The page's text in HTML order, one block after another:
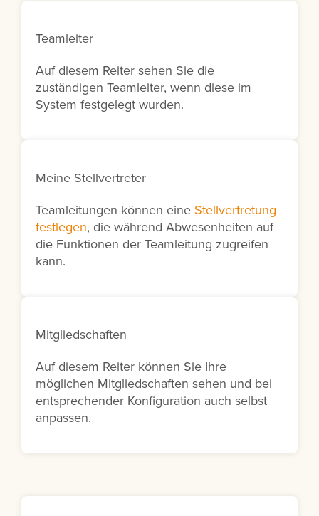
Teamleiter
Auf diesem Reiter sehen Sie die
zuständigen Teamleiter, wenn diese im
System festgelegt wurden.
Meine Stellvertreter
Teamleitungen können eine Stellvertretung
festlegen, die während Abwesenheiten auf
die Funktionen der Teamleitung zugreifen
kann.
Mitgliedschaften
Auf diesem Reiter können Sie Ihre
möglichen Mitgliedschaften sehen und bei
entsprechender Konfiguration auch selbst
anpassen.